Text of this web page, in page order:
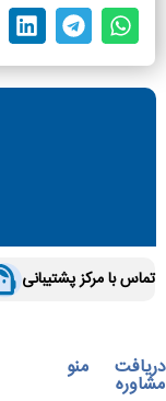
تماس با مرکز پشتیبانی
دریافت
مشاوره
منو